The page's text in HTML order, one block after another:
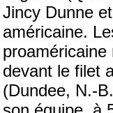
Jincy Dunne
américaine.
devant le filet
(Dundee, N.-